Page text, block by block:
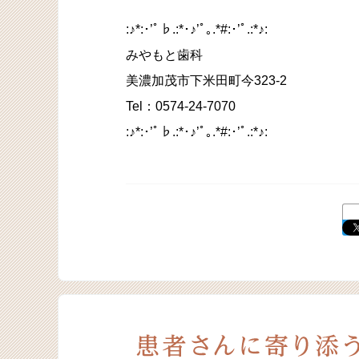
:♪*:･’ﾟ♭.:*･♪’ﾟ｡.*#:･’ﾟ.:*♪:
みやもと歯科
美濃加茂市下米田町今323-2
Tel：0574-24-7070
:♪*:･’ﾟ♭.:*･♪’ﾟ｡.*#:･’ﾟ.:*♪: